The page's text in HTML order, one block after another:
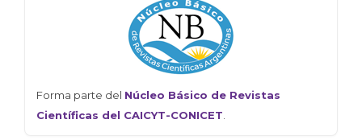
Forma parte del Núcleo Básico de Revistas
Científicas del CAICYT-CONICET